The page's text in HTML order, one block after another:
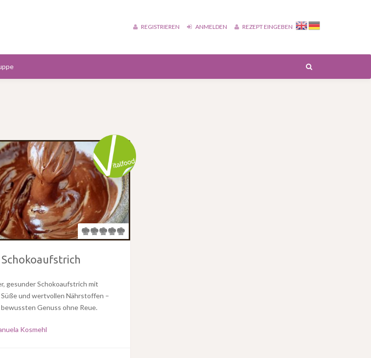
REGISTRIEREN ANMELDEN REZEPT EINGEBEN
gesunder Schokoaufstrich mit
und wertvollen Nährstoffen –
Genuss ohne Reue.
Kosmehl